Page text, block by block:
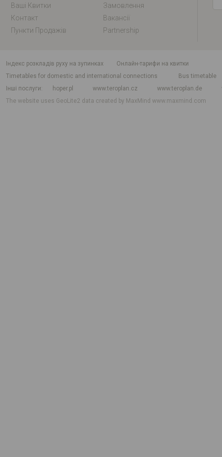
Ваші Квитки
Замовлення
Контакт
Вакансії
Пункти Продажів
Partnership
індекс розкладів руху на зупинках
Онлайн-тарифи на квитки
Timetables for domestic and international connections
Bus timetable
Інші послуги
hoper.pl www.teroplan.cz www.teroplan.de
The website uses GeoLite2 data created by MaxMindwww.maxmind.com